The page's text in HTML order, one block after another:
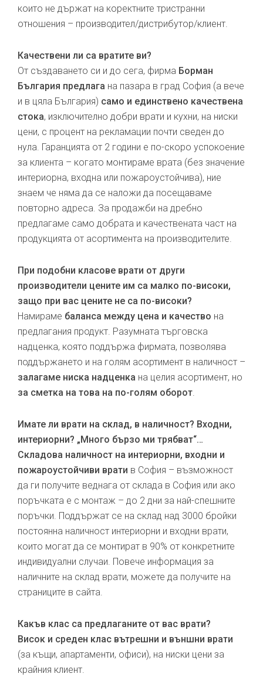
които не държат на коректните тристранни
отношения – производител/дистрибутор/клиент.
Качествени ли са вратите ви?
От създаването си и до сега, фирма Борман
България предлага на пазара в град София (а вече
и в цяла България) само и единствено качествена
стока, изключително добри врати и кухни, на ниски
цени, с процент на рекламации почти сведен до
нула. Гаранцията от 2 години е по-скоро успокоение
за клиента – когато монтираме врата (без значение
интериорна, входна или пожароустойчива), ние
знаем че няма да се наложи да посещаваме
повторно адреса. За продажби на дребно
предлагаме само добрата и качествената част на
продукцията от асортимента на производителите.
При подобни класове врати от други
производители цените им са малко по-високи,
защо при вас цените не са по-високи?
Намираме баланса между цена и качество на
предлагания продукт. Разумната търговска
надценка, която поддържа фирмата, позволява
поддържането и на голям асортимент в наличност –
залагаме ниска надценка на целия асортимент, но
за сметка на това на по-голям оборот.
Имате ли врати на склад, в наличност? Входни,
интериорни? „Много бързо ми трябват“…
Складова наличност на интериорни, входни и
пожароустойчиви врати в София – възможност
да ги получите веднага от склада в София или ако
поръчката е с монтаж – до 2 дни за най-спешните
поръчки. Поддържат се на склад над 3000 бройки
постоянна наличност интериорни и входни врати,
които могат да се монтират в 90% от конкретните
индивидуални случаи. Повече информация за
наличните на склад врати, можете да получите на
страниците в сайта.
Какъв клас са предлаганите от вас врати?
Висок и среден клас вътрешни и външни врати
(за къщи, апартаменти, офиси), на ниски цени за
крайния клиент.